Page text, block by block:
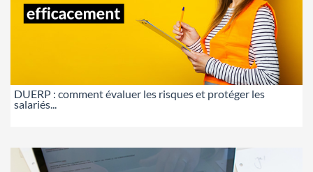
DUERP : comment évaluer les risques et protéger les
salariés...